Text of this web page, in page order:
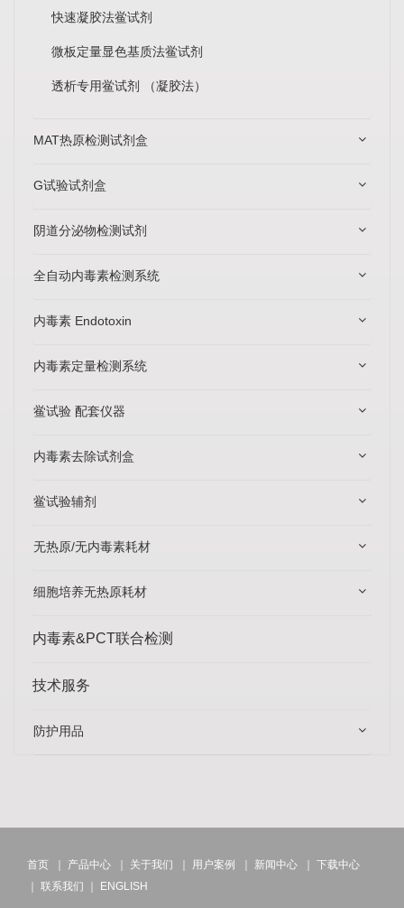
快速凝胶法鲎试剂
微板定量显色基质法鲎试剂
透析专用鲎试剂 （凝胶法）
MAT热原检测试剂盒
G试验试剂盒
阴道分泌物检测试剂
全自动内毒素检测系统
内毒素 Endotoxin
内毒素定量检测系统
鲎试验 配套仪器
内毒素去除试剂盒
鲎试验辅剂
无热原/无内毒素耗材
细胞培养无热原耗材
内毒素&PCT联合检测
技术服务
防护用品
首页 ｜ 产品中心 ｜ 关于我们 ｜ 用户案例 ｜ 新闻中心 ｜ 下载中心
｜ 联系我们 ｜ ENGLISH